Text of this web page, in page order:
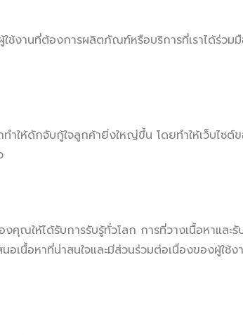
ช้งานที่ต้องการผลิตภัณฑ์หรือบริการที่เราได้ร่วม
ทำให้ดักจับกู้ใจลูกค้ายิ่งใหญ่ขึ้น โดยทำให้เว็บไซต์
คุณให้ได้รับการรับรู้ทั่วโลก การที่วางเนื้อหาและรั
เนื้อหาที่น่าสนใจและมีส่วนร่วมต่อเนื่องของผู้ใช้ง